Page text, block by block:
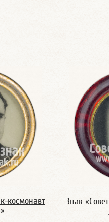
космонавт
Знак